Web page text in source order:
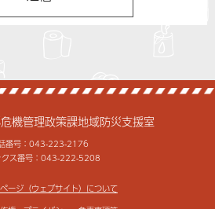
機管理政策課地域防災支援室
番号：043-223-2176
クス番号：043-222-5208
ージ（ウェブサイト）について